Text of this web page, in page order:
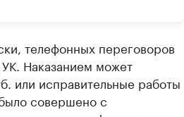
телефонных переговоров
УК. Наказанием может
или исправительные работы
совершено с